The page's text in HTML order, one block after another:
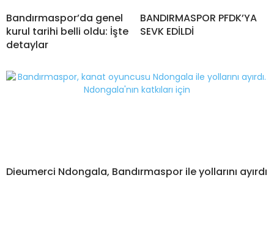
Bandırmaspor’da genel
kurul tarihi belli oldu: İşte
detaylar
BANDIRMASPOR PFDK’YA
SEVK EDİLDİ
Dieumerci Ndongala, Bandırmaspor ile yollarını ayırdı